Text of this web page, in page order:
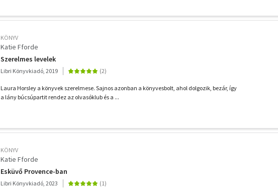
KÖNYV
Katie Fforde
Szerelmes levelek
Libri Könyvkiadó, 2019
Laura Horsley a könyvek szerelmese. Sajnos azonban a könyvesbolt, ahol dolgozik, bezár, így
a lány búcsúpartit rendez az olvasóklub és a ...
KÖNYV
Katie Fforde
Esküvő Provence-ban
Libri Könyvkiadó, 2023